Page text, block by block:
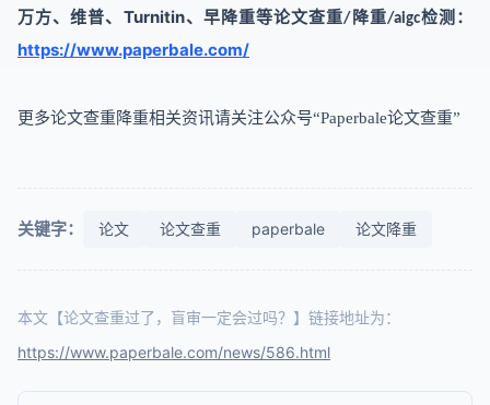
万方、维普、 Turnitin、 早降重等论文查重/降重/aigc检测 ：
https://www.paperbale.com/
更多论文查重降重相关资讯请关注公众号“Paperbale论文查重”
关键字： 论文 论文查重 paperbale 论文降重
本文【论文查重过了，盲审一定会过吗？】链接地址为：
https://www.paperbale.com/news/586.html